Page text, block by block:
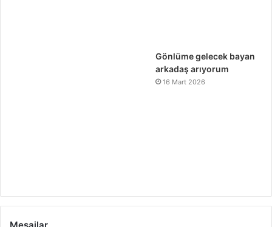
Gönlüme gelecek bayan
arkadaş arıyorum
16 Mart 2026